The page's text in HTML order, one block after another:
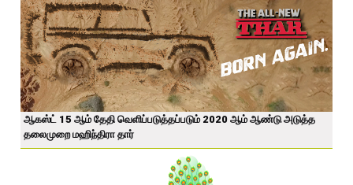
ஆகஸ்ட் 15 ஆம் தேதி வெளிப்படுத்தப்படும் 2020 ஆம் ஆண்டு அடுத்த
தலைமுறை மஹிந்திரா தார்